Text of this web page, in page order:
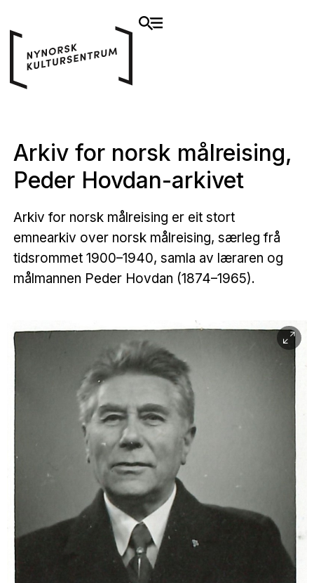
Arkiv for norsk målreising,
Peder Hovdan-arkivet
Arkiv for norsk målreising er eit stort
emnearkiv over norsk målreising, særleg frå
tidsrommet 1900–1940, samla av læraren og
målmannen Peder Hovdan (1874–1965).